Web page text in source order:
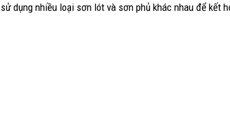
dụng nhiều loại sơn lót và sơn phủ khác nhau để kết